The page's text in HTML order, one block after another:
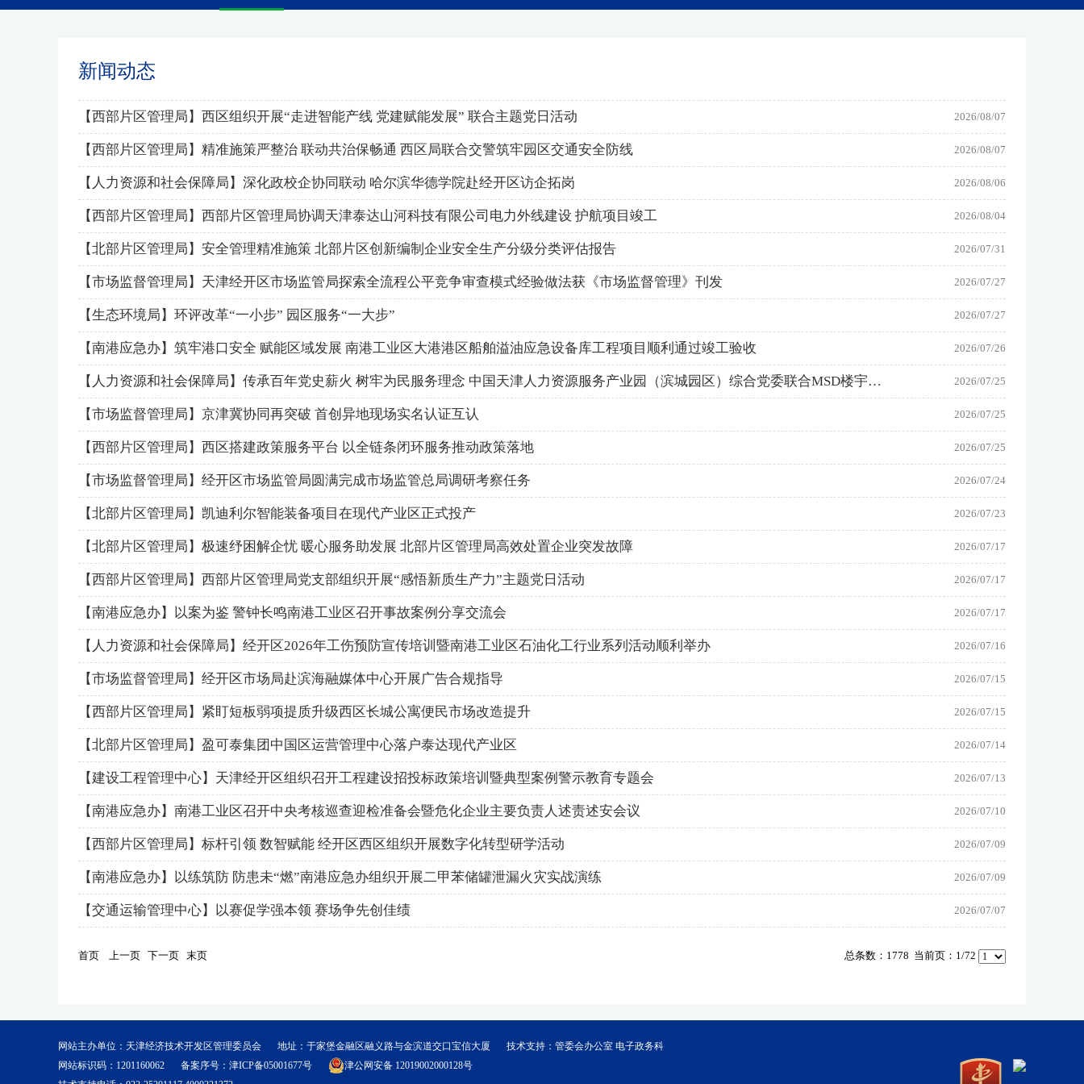
新闻动态
【西部片区管理局】西区组织开展“走进智能产线 党建赋能发展” 联合主题党日活动 2026/08/07
【西部片区管理局】精准施策严整治 联动共治保畅通 西区局联合交警筑牢园区交通安全防线 2026/08/07
【人力资源和社会保障局】深化政校企协同联动 哈尔滨华德学院赴经开区访企拓岗 2026/08/06
【西部片区管理局】‌‌西部片区管理局协调天津泰达山河科技有限公司电力外线建设 护航项目竣工 2026/08/04
【北部片区管理局】安全管理精准施策 北部片区创新编制企业安全生产分级分类评估报告 2026/07/31
【市场监督管理局】天津经开区市场监管局探索全流程公平竞争审查模式经验做法获《市场监督管理》刊发 2026/07/27
【生态环境局】环评改革“一小步” 园区服务“一大步” 2026/07/27
【南港应急办】筑牢港口安全 赋能区域发展 南港工业区大港港区船舶溢油应急设备库工程项目顺利通过竣工验收 2026/07/26
【人力资源和社会保障局】传承百年党史薪火 树牢为民服务理念 中国天津人力资源服务产业园（滨城园区）综合党委联合MSD楼宇综合党委赴中国共产党历史展览馆开展主题党日活动 2026/07/25
【市场监督管理局】京津冀协同再突破 首创异地现场实名认证互认 2026/07/25
【西部片区管理局】西区搭建政策服务平台 以全链条闭环服务推动政策落地 2026/07/25
【市场监督管理局】经开区市场监管局圆满完成市场监管总局调研考察任务 2026/07/24
【北部片区管理局】凯迪利尔智能装备项目在现代产业区正式投产 2026/07/23
【北部片区管理局】极速纾困解企忧 暖心服务助发展 北部片区管理局高效处置企业突发故障 2026/07/17
【西部片区管理局】西部片区管理局党支部组织开展“感悟新质生产力”主题党日活动 2026/07/17
【南港应急办】以案为鉴 警钟长鸣南港工业区召开事故案例分享交流会 2026/07/17
【人力资源和社会保障局】经开区2026年工伤预防宣传培训暨南港工业区石油化工行业系列活动顺利举办 2026/07/16
【市场监督管理局】经开区市场局赴滨海融媒体中心开展广告合规指导 2026/07/15
【西部片区管理局】紧盯短板弱项提质升级西区长城公寓便民市场改造提升 2026/07/15
【北部片区管理局】盈可泰集团中国区运营管理中心落户泰达现代产业区 2026/07/14
【建设工程管理中心】天津经开区组织召开工程建设招投标政策培训暨典型案例警示教育专题会 2026/07/13
【南港应急办】南港工业区召开中央考核巡查迎检准备会暨危化企业主要负责人述责述安会议 2026/07/10
【西部片区管理局】标杆引领 数智赋能 经开区西区组织开展数字化转型研学活动 2026/07/09
【南港应急办】以练筑防 防患未“燃”南港应急办组织开展二甲苯储罐泄漏火灾实战演练 2026/07/09
【交通运输管理中心】以赛促学强本领 赛场争先创佳绩 2026/07/07
首页 上一页 下一页 末页 总条数：1778 当前页：1/72
网站主办单位：天津经济技术开发区管理委员会 地址：于家堡金融区融义路与金滨道交口宝信大厦
技术支持：管委会办公室 电子政务科
网站标识码：1201160062
备案序号： 津ICP备05001677号
津公网安备 12019002000128号